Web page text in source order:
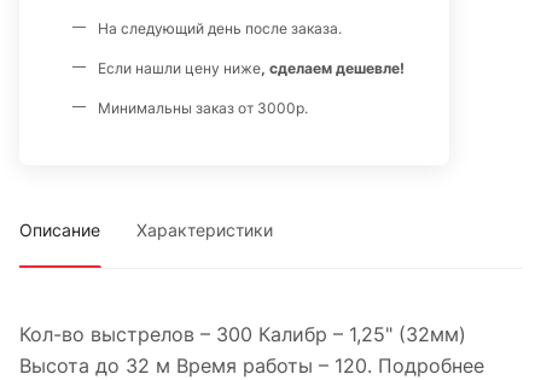
На следующий день после заказа.
Если нашли цену ниже, сделаем дешевле!
Минимальны заказ от 3000р.
Описание Характеристики
Кол-во выстрелов – 300 Калибр – 1,25" (32мм)
Высота до 32 м Время работы – 120. Подробнее